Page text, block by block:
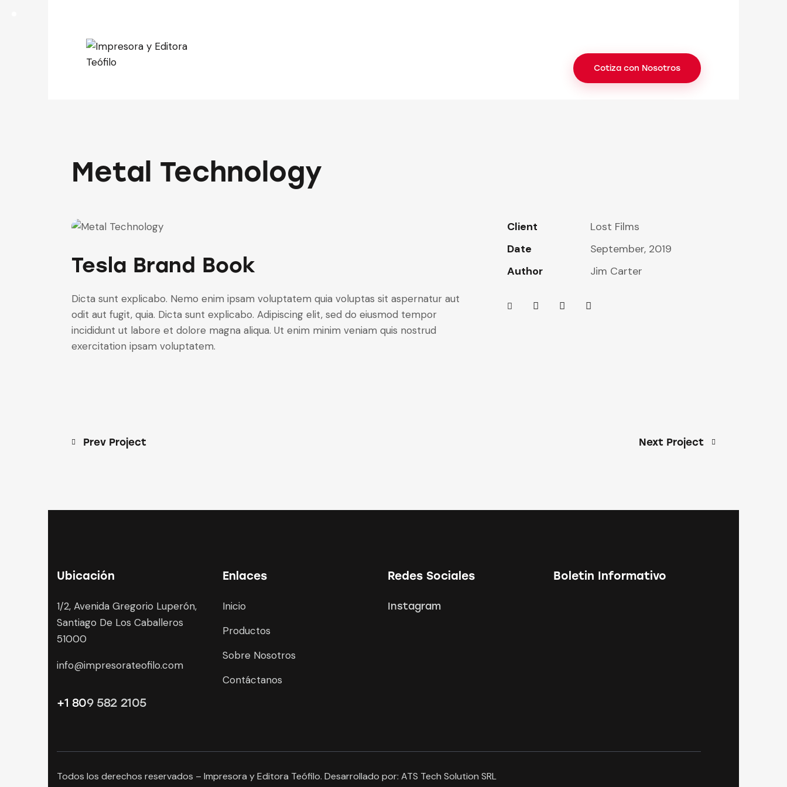
Cotiza con Nosotros
Metal Technology
Tesla Brand Book
Dicta sunt explicabo. Nemo enim ipsam voluptatem quia voluptas sit aspernatur aut
odit aut fugit, quia. Dicta sunt explicabo. Adipiscing elit, sed do eiusmod tempor
incididunt ut labore et dolore magna aliqua. Ut enim minim veniam quis nostrud
exercitation ipsam voluptatem.
Client
Lost Films
Date
September, 2019
Author
Jim Carter
Prev Project Next Project
Ubicación
1/2, Avenida Gregorio Luperón,
Santiago De Los Caballeros
51000
info@impresorateofilo.com
+1 809 582 2105
Enlaces
Inicio
Productos
Sobre Nosotros
Contáctanos
Redes Sociales
Instagram
Boletin Informativo
Todos los derechos reservados – Impresora y Editora Teófilo. Desarrollado por: ATS Tech Solution SRL